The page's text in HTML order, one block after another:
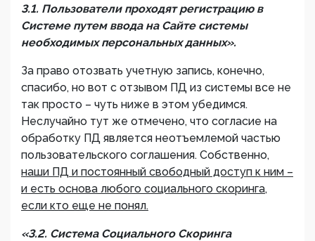
3.1. Пользователи проходят регистрацию в
Системе путем ввода на Сайте системы
необходимых персональных данных».
За право отозвать учетную запись, конечно,
спасибо, но вот с отзывом ПД из системы все не
так просто – чуть ниже в этом убедимся.
Неслучайно тут же отмечено, что согласие на
обработку ПД является неотъемлемой частью
пользовательского соглашения. Собственно,
наши ПД и постоянный свободный доступ к ним –
и есть основа любого социального скоринга,
если кто еще не понял.
«3.2. Система Социального Скоринга